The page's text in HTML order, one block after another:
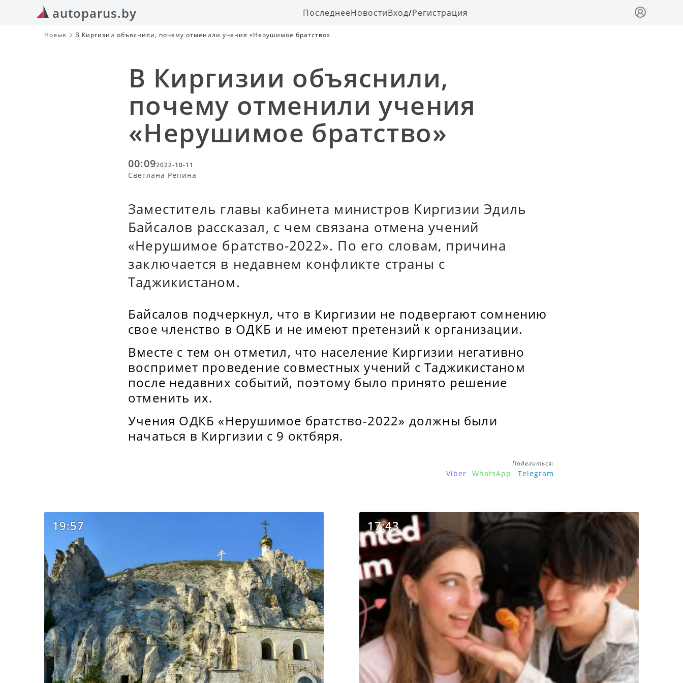
autoparus.by ПоследнееНовостиВход/Регистрация
Новые В Киргизии объяснили, почему отменили учения «Нерушимое братство»
В Киргизии объяснили,
почему отменили учения
«Нерушимое братство»
00:092022-10-11
Светлана Репина
Заместитель главы кабинета министров Киргизии Эдиль
Байсалов рассказал, с чем связана отмена учений
«Нерушимое братство-2022». По его словам, причина
заключается в недавнем конфликте страны с
Таджикистаном.
Байсалов подчеркнул, что в Киргизии не подвергают сомнению
свое членство в ОДКБ и не имеют претензий к организации.
Вместе с тем он отметил, что население Киргизии негативно
воспримет проведение совместных учений с Таджикистаном
после недавних событий, поэтому было принято решение
отменить их.
Учения ОДКБ «Нерушимое братство-2022» должны были
начаться в Киргизии с 9 октбяря.
Поделиться:
Viber WhatsApp Telegram
19:57 17:43